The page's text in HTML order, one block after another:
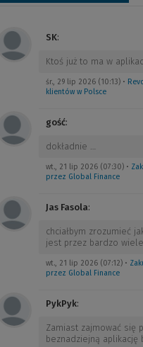
SK:
Ktoś już to ma w
śr., 29 lip 2026 (10:13) •
klientów w Polsce
gość:
dokładnie …
wt., 21 lip 2026 (07:30) •
przez Global Finance
Jas Fasola:
chciałbym zrozumieć
jest przez bardzo
wt., 21 lip 2026 (07:12) •
przez Global Finance
PykPyk:
Zamiast zajmować się
beznadziejną